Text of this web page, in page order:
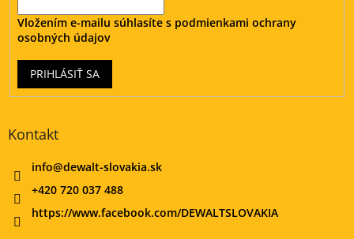
p
Vložením e-mailu súhlasíte s podmienkami ochrany
osobných údajov
PRIHLÁSIŤ SA
Kontakt
info@dewalt-slovakia.sk
+420 720 037 488
https://www.facebook.com/DEWALTSLOVAKIA